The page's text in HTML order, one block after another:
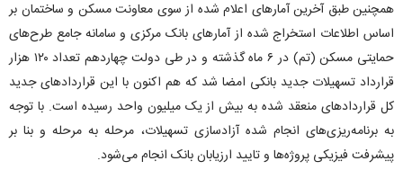
همچنین طبق آخرین آمار‌های اعلام شده از سوی معاونت مسکن و ساختمان بر
اساس اطلاعات استخراج شده از آمار‌های بانک مرکزی و سامانه جامع طرح‌های
حمایتی مسکن (تم) در ۶ ماه گذشته و در طی دولت چهاردهم تعداد ۱۲۰ هزار
قرارداد تسهیلات جدید بانکی امضا شد که هم اکنون با این قرارداد‌های جدید
کل قرارداد‌های منعقد شده به بیش از یک میلیون واحد رسیده است. با توجه
به برنامه‌ریزی‌های انجام شده آزادسازی تسهیلات، مرحله به مرحله و بنا بر
پیشرفت فیزیکی پروژه‌ها و تایید ارزیابان بانک انجام می‌شود.